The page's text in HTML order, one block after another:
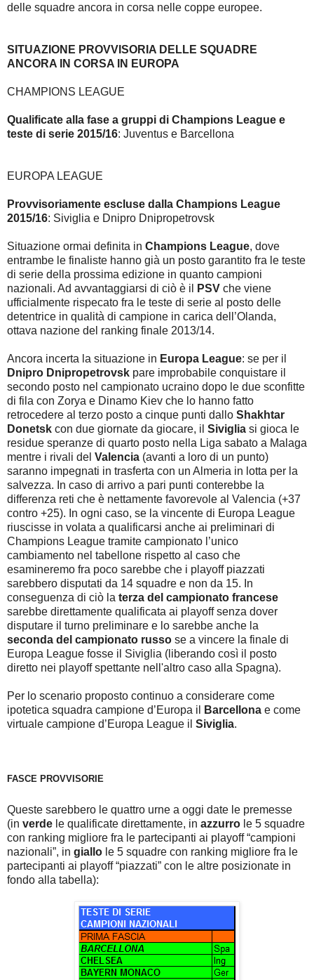
delle squadre ancora in corsa nelle coppe europee.
SITUAZIONE PROVVISORIA DELLE SQUADRE
ANCORA IN CORSA IN EUROPA
CHAMPIONS LEAGUE
Qualificate alla fase a gruppi di Champions League e
teste di serie 2015/16: Juventus e Barcellona
EUROPA LEAGUE
Provvisoriamente escluse dalla Champions League
2015/16: Siviglia e Dnipro Dnipropetrovsk
Situazione ormai definita in Champions League, dove
entrambe le finaliste hanno già un posto garantito fra le teste
di serie della prossima edizione in quanto campioni
nazionali. Ad avvantaggiarsi di ciò è il
PSV che viene
ufficialmente rispecato fra le teste di serie al posto delle
detentrice in qualità di campione in carica dell’Olanda,
ottava nazione del ranking finale 2013/14.
Ancora incerta la situazione in Europa League: se per il
Dnipro Dnipropetrovsk pare improbabile conquistare il
secondo posto nel campionato ucraino dopo le due sconfitte
di fila con Zorya e Dinamo Kiev che lo hanno fatto
retrocedere al terzo posto a cinque punti dallo Shakhtar
Donetsk con due giornate da giocare, il Siviglia si gioca le
residue speranze di quarto posto nella Liga sabato a Malaga
mentre i rivali del Valencia (avanti a loro di un punto)
saranno impegnati in trasferta con un Almeria in lotta per la
salvezza. In caso di arrivo a pari punti conterebbe la
differenza reti che è nettamente favorevole al Valencia (+37
contro +25). In ogni caso, se la vincente di Europa League
riuscisse in volata a qualificarsi anche ai preliminari di
Champions League tramite campionato l’unico
cambiamento nel tabellone rispetto al caso che
esamineremo fra poco sarebbe che i playoff piazzati
sarebbero disputati da 14 squadre e non da 15. In
conseguenza di ciò la terza del campionato francese
sarebbe direttamente qualificata ai playoff senza dover
disputare il turno preliminare e lo sarebbe anche la
seconda del campionato russo se a vincere la finale di
Europa League fosse il Siviglia (liberando così il posto
diretto nei playoff spettante nell'altro caso alla Spagna).
Per lo scenario proposto continuo a considerare come
ipotetica squadra campione d’Europa il
Barcellona e come
virtuale campione d’Europa League il Siviglia.
FASCE PROVVISORIE
Queste sarebbero le quattro urne a oggi date le premesse
(in verde le qualificate direttamente, in azzurro le 5 squadre
con ranking migliore fra le partecipanti ai playoff “campioni
nazionali”, in giallo le 5 squadre con ranking migliore fra le
partecipanti ai playoff “piazzati” con le altre posizionate in
fondo alla tabella):